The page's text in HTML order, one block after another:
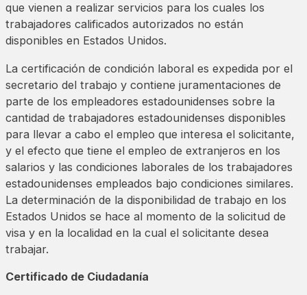
que vienen a realizar servicios para los cuales los
trabajadores calificados autorizados no están
disponibles en Estados Unidos.
La certificación de condición laboral es expedida por el
secretario del trabajo y contiene juramentaciones de
parte de los empleadores estadounidenses sobre la
cantidad de trabajadores estadounidenses disponibles
para llevar a cabo el empleo que interesa el solicitante,
y el efecto que tiene el empleo de extranjeros en los
salarios y las condiciones laborales de los trabajadores
estadounidenses empleados bajo condiciones similares.
La determinación de la disponibilidad de trabajo en los
Estados Unidos se hace al momento de la solicitud de
visa y en la localidad en la cual el solicitante desea
trabajar.
Certificado de Ciudadanía